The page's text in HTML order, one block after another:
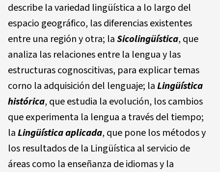
describe la variedad lingüística a lo largo del
espacio geográfico, las diferencias existentes
entre una región y otra; laSicolingüística, que
analiza las relaciones entre la lengua y las
estructuras cognoscitivas, para explicar temas
corno la adquisición del lenguaje; laLingüística
histórica, que estudia la evolución, los cambios
que experimenta la lengua a través del tiempo;
laLingüística aplicada, que pone los métodos y
los resultados de la Lingüística al servicio de
áreas como la enseñanza de idiomas y la